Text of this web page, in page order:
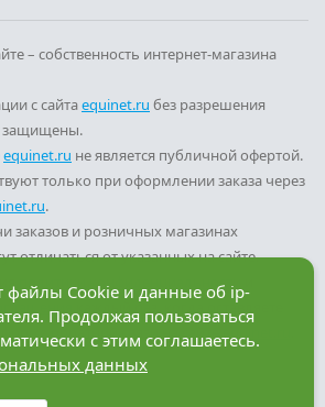
– собственность интернет-магазина
с сайтаequinet.ru без разрешения
защищены.
equinet.ru не является публичной офертой.
только при оформлении заказа через
.
заказов и розничных магазинах
отличаться от указанных на сайте.
политики конфиденциальности
каждый раз, когда оставляете
обратной связи на сайте
«Факт»
файлы Cookie и данные об ip-
Продолжая пользоваться
с этим соглашаетесь.
данных